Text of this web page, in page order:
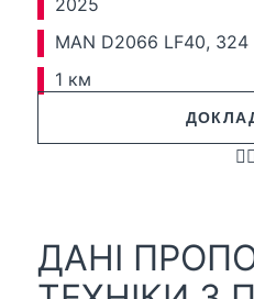
2025
MAN D2066 LF40, 324
1 км
ДАНІ